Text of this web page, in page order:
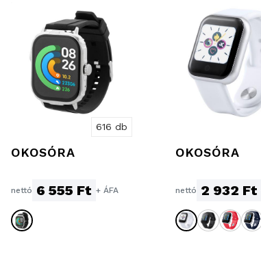
616 db
OKOSÓRA
nettó 6 555 Ft + ÁFA
OKOSÓRA
nettó 2 932 Ft